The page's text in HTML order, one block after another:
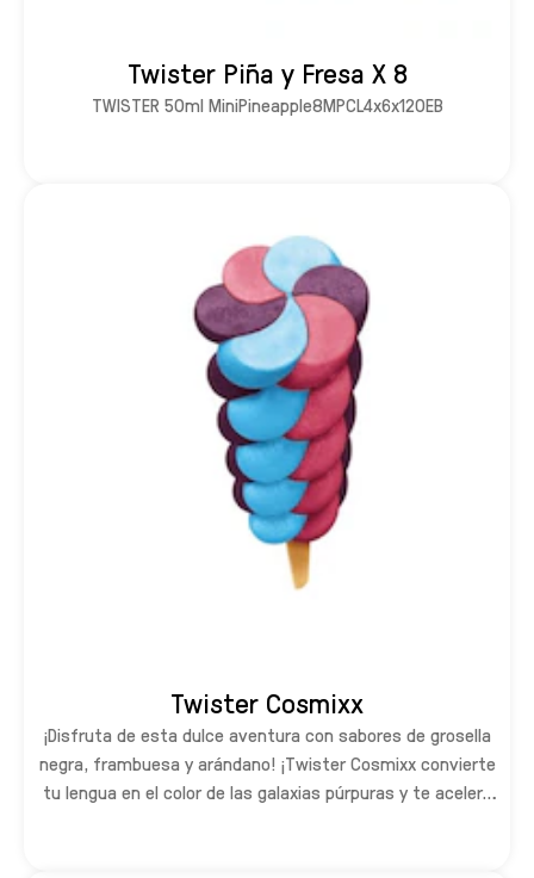
Twister Piña y Fresa X 8
TWISTER 50ml MiniPineapple8MPCL4x6x120EB
Twister Cosmixx
¡Disfruta de esta dulce aventura con sabores de grosella
negra, frambuesa y arándano! ¡Twister Cosmixx convierte
tu lengua en el color de las galaxias púrpuras y te acelera